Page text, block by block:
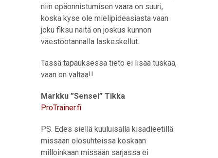
niin epäonnistumisen vaara on suuri,
koska kyse ole mielipideasiasta vaan
joku fiksu näitä on joskus kunnon
väestöotannalla laskeskellut.
Tässä tapauksessa tieto ei lisää tuskaa,
vaan on valtaa!!
Markku ”Sensei” Tikka
ProTrainer.fi
PS. Edes siellä kuuluisalla kisadieetillä
missään olosuhteissa koskaan
milloinkaan missään sarjassa ei